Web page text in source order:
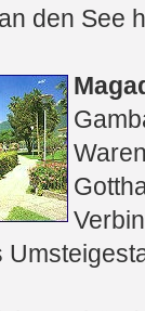
an den See